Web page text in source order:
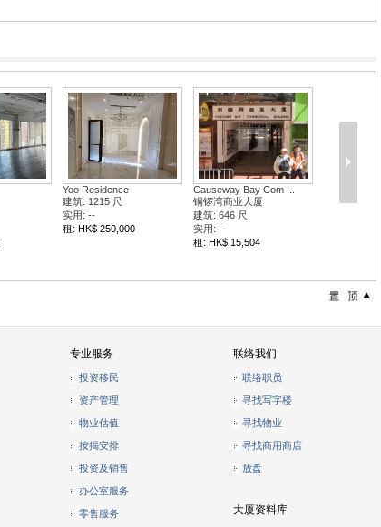
Yoo Residence
建筑: 1215 尺
实用: --
租: HK$ 250,000
Causeway Bay Com ...
铜锣湾商业大厦
建筑: 646 尺
实用: --
租: HK$ 15,504
专业服务
投资移民
资产管理
物业估值
按揭安排
投资及销售
办公室服务
零售服务
联络我们
联络职员
寻找写字楼
寻找物业
寻找商用商店
放盘
大厦资料库